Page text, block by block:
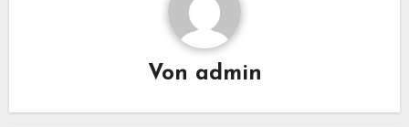
Von admin